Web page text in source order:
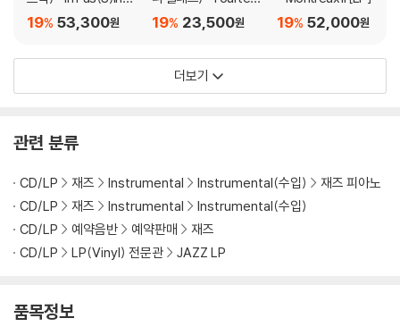
[LP] 53,300원
19%
n Bar Blues
23,500원
19% 52,000원
19%
더보기
관련 분류
CD/LP 재즈 Instrumental Instrumental(수입)
재즈 피아노
CD/LP
재즈 Instrumental
Instrumental(수입)
CD/LP
예약음반 예약판매
재즈
CD/LP
LP(Vinyl) 전문관 JAZZ LP
품목정보